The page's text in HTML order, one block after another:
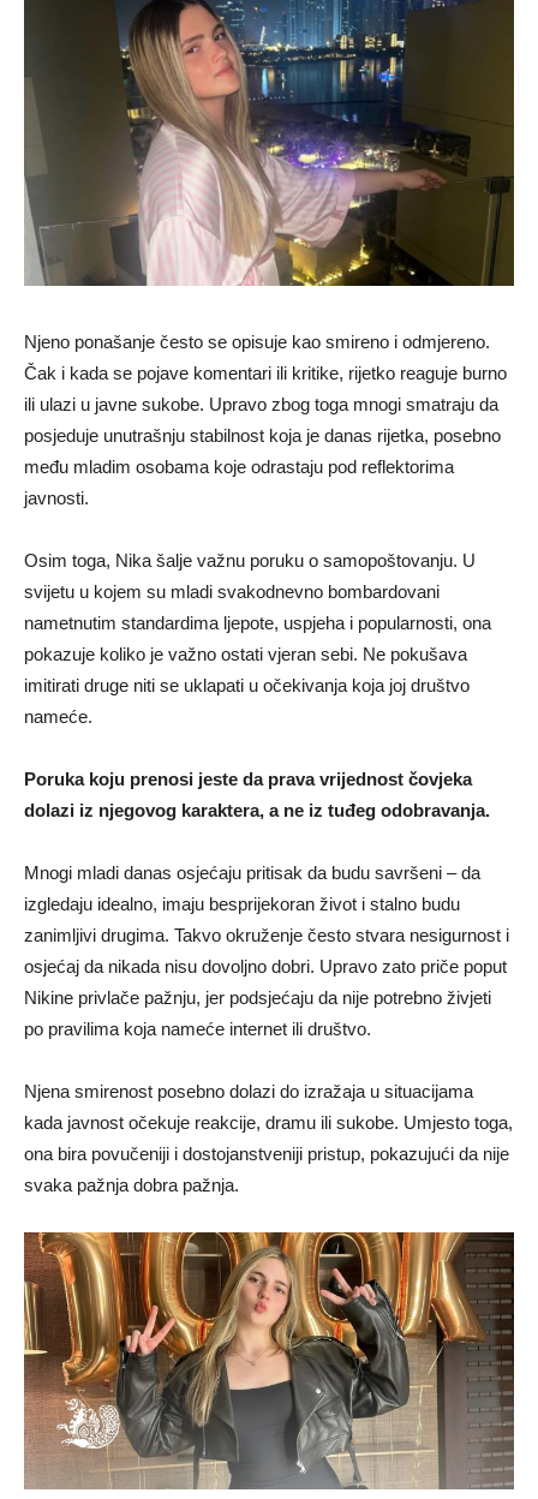
Njeno ponašanje često se opisuje kao smireno i odmjereno.
Čak i kada se pojave komentari ili kritike, rijetko reaguje burno
ili ulazi u javne sukobe. Upravo zbog toga mnogi smatraju da
posjeduje unutrašnju stabilnost koja je danas rijetka, posebno
među mladim osobama koje odrastaju pod reflektorima
javnosti.
Osim toga, Nika šalje važnu poruku o samopoštovanju. U
svijetu u kojem su mladi svakodnevno bombardovani
nametnutim standardima ljepote, uspjeha i popularnosti, ona
pokazuje koliko je važno ostati vjeran sebi. Ne pokušava
imitirati druge niti se uklapati u očekivanja koja joj društvo
nameće.
Poruka koju prenosi jeste da prava vrijednost čovjeka
dolazi iz njegovog karaktera, a ne iz tuđeg odobravanja.
Mnogi mladi danas osjećaju pritisak da budu savršeni – da
izgledaju idealno, imaju besprijekoran život i stalno budu
zanimljivi drugima. Takvo okruženje često stvara nesigurnost i
osjećaj da nikada nisu dovoljno dobri. Upravo zato priče poput
Nikine privlače pažnju, jer podsjećaju da nije potrebno živjeti
po pravilima koja nameće internet ili društvo.
Njena smirenost posebno dolazi do izražaja u situacijama
kada javnost očekuje reakcije, dramu ili sukobe. Umjesto toga,
ona bira povučeniji i dostojanstveniji pristup, pokazujući da nije
svaka pažnja dobra pažnja.